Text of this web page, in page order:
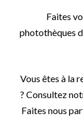
Faites
photothèques
Vous êtes à la
? Consultez
Faites nous